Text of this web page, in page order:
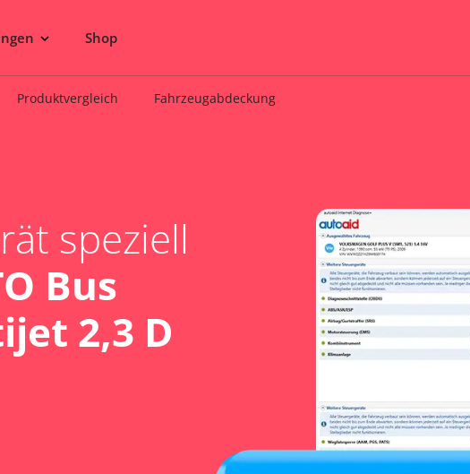
Shop
Produktvergleich Fahrzeugabdeckung
speziell
Bus
2,3 D